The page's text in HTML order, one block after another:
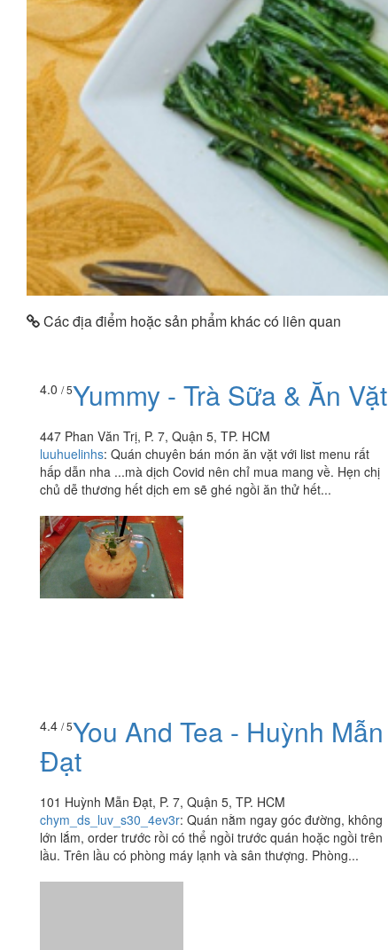
Các địa điểm hoặc sản phẩm khác có liên quan
4.0 / 5Yummy - Trà Sữa & Ăn Vặt
447 Phan Văn Trị, P. 7, Quận 5, TP. HCM
luuhuelinhs: Quán chuyên bán món ăn vặt với list menu rất
hấp dẫn nha ...mà dịch Covid nên chỉ mua mang về. Hẹn chị
chủ dễ thương hết dịch em sẽ ghé ngồi ăn thử hết...
4.4 / 5You And Tea - Huỳnh Mẫn
Đạt
101 Huỳnh Mẫn Đạt, P. 7, Quận 5, TP. HCM
chym_ds_luv_s30_4ev3r: Quán nằm ngay góc đường, không
lớn lắm, order trước rồi có thể ngồi trước quán hoặc ngồi trên
lầu. Trên lầu có phòng máy lạnh và sân thượng. Phòng...